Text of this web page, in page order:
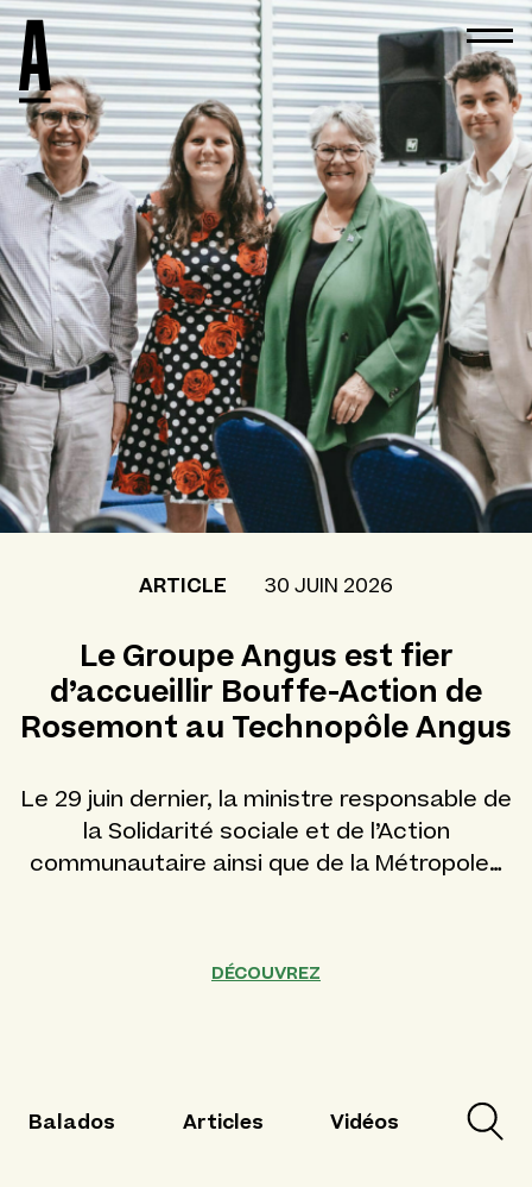
ARTICLE 30 JUIN 2026
Le Groupe Angus est fier
d’accueillir Bouffe-Action de
Rosemont au Technopôle Angus
Le 29 juin dernier, la ministre responsable de
la Solidarité sociale et de l’Action
communautaire ainsi que de la Métropole…
DÉCOUVREZ
Balados Articles Vidéos